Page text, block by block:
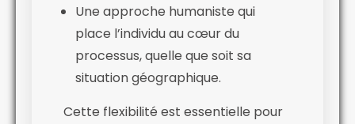
Une approche humaniste qui
place l’individu au cœur du
processus, quelle que soit sa
situation géographique.
Cette flexibilité est essentielle pour